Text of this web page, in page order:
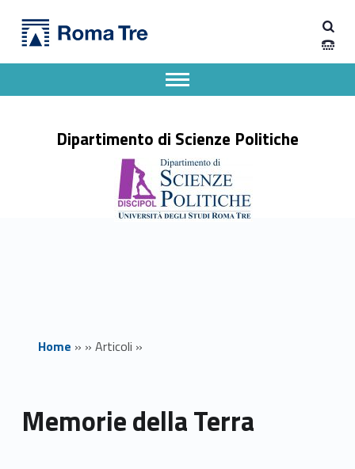
Memorie della Terra - Dipartimento di Scienze Politiche
Dipartimento di Scienze Politiche
Apri il menu secondario
Header info sidebar
Home » » Articoli »
Memorie della Terra